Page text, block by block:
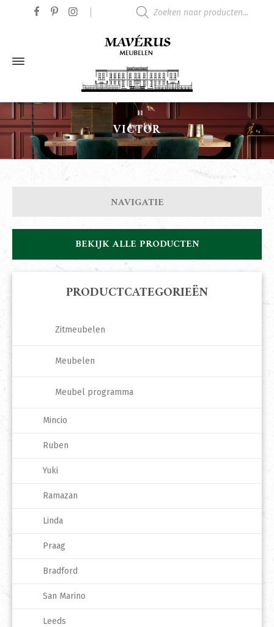
VICTOR
NAVIGATIE
BEKIJK ALLE PRODUCTEN
PRODUCTCATEGORIEËN
Zitmeubelen
Meubelen
Meubel programma
Mincio
Ruben
Yuki
Ramazan
Linda
Praag
Bradford
San Marino
Leeds